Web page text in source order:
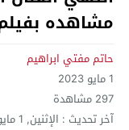
مشاهده بفيلم
حاتم مفتي ابراهيم
1 مايو 2023
297 مشاهدة
آخر تحديث : الإثنين, 1 مايو, 2023 - 3:04 مساءً